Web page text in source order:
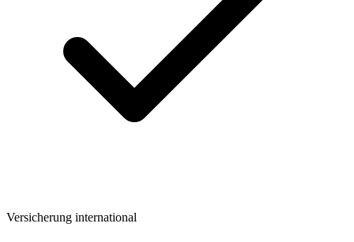
Versicherung international